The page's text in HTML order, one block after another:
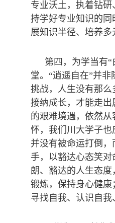
专业沃土，执着钻
持学好专业知识的
展知识半径、培养
第四，为学当有
堂。“逍遥自在”并
挑战，人生没有那
接纳成长，才能走
的艰难境遇，依然
怀，我们川大学子
并没有被命运打倒
手，以豁达心态笑
朗、豁达的人生态
锻炼，保持身心健
寻找自我、认识自